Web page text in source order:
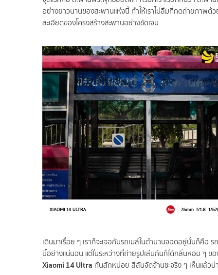
อย่างยาวนานของสะพานแห่งนี้ ทำให้เราไม่ลืมที่กดถ่ายภาพด้ว
ละเอียดของโครงสร้างสะพานอย่างชัดเจน
เดินมาเรื่อย ๆ เราก็จะเจอกับรถเมล์ในตำนานจอดอยู่นั่นก็คือ
นี้อย่างแน่นอน แต่ในระหว่างที่ถ่ายรูปเล่นกันก็ได้กลิ่นหอม ๆ ข
Xiaomi 14 Ultra กันสักหน่อย สีสันจัดจ้านซะจริง ๆ เห็นแล้วน่